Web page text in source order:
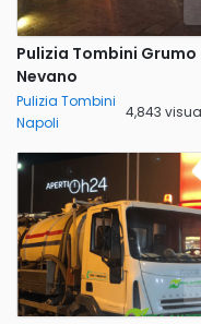
Pulizia Tombini Grumo
Nevano
Pulizia Tombini
Napoli